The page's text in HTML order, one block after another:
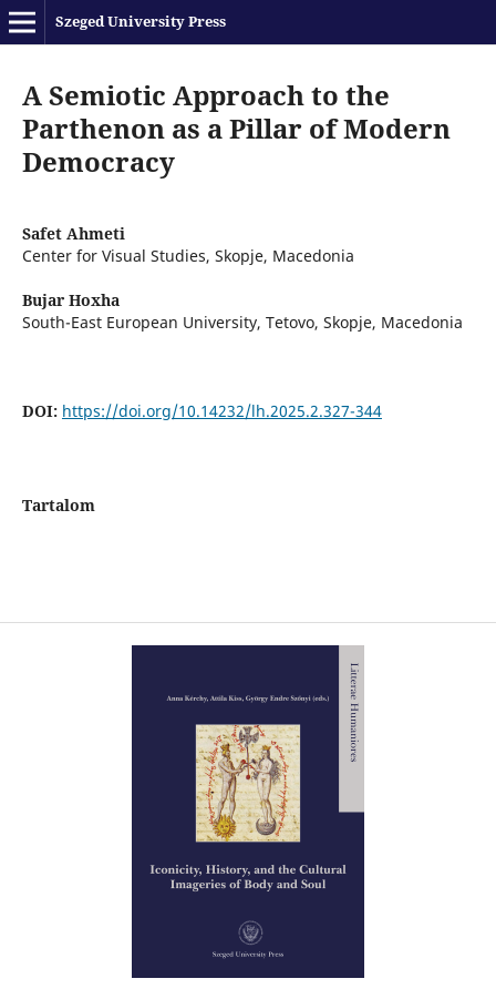
Szeged University Press
A Semiotic Approach to the
Parthenon as a Pillar of Modern
Democracy
Safet Ahmeti
Center for Visual Studies, Skopje, Macedonia
Bujar Hoxha
South-East European University, Tetovo, Skopje, Macedonia
DOI: https://doi.org/10.14232/lh.2025.2.327-344
Tartalom